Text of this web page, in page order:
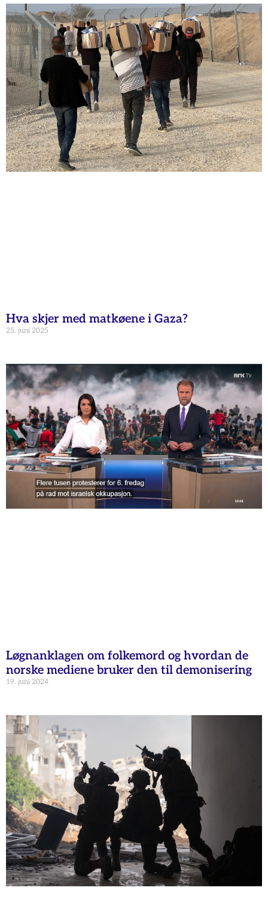
Hva skjer med matkøene i Gaza?
25. juni 2025
Løgnanklagen om folkemord og hvordan de
norske mediene bruker den til demonisering
19. juni 2024